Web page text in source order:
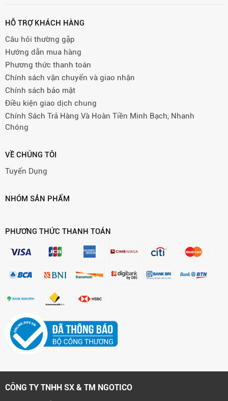
HỖ TRỢ KHÁCH HÀNG
Câu hỏi thường gặp
Hướng dẫn mua hàng
Phương thức thanh toán
Chính sách vận chuyển và giao nhận
Chính sách bảo mật
Điều kiện giao dịch chung
Chính Sách Trả Hàng Và Hoàn Tiền Minh Bạch, Nhanh
Chóng
VỀ CHÚNG TÔI
Tuyển Dụng
NHÓM SẢN PHẨM
PHƯƠNG THỨC THANH TOÁN
CÔNG TY TNHH SX & TM NGOTICO